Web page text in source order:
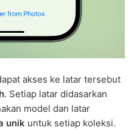
akses ke latar tersebut
. Setiap latar didasarkan
model dan latar
unik untuk setiap koleksi.